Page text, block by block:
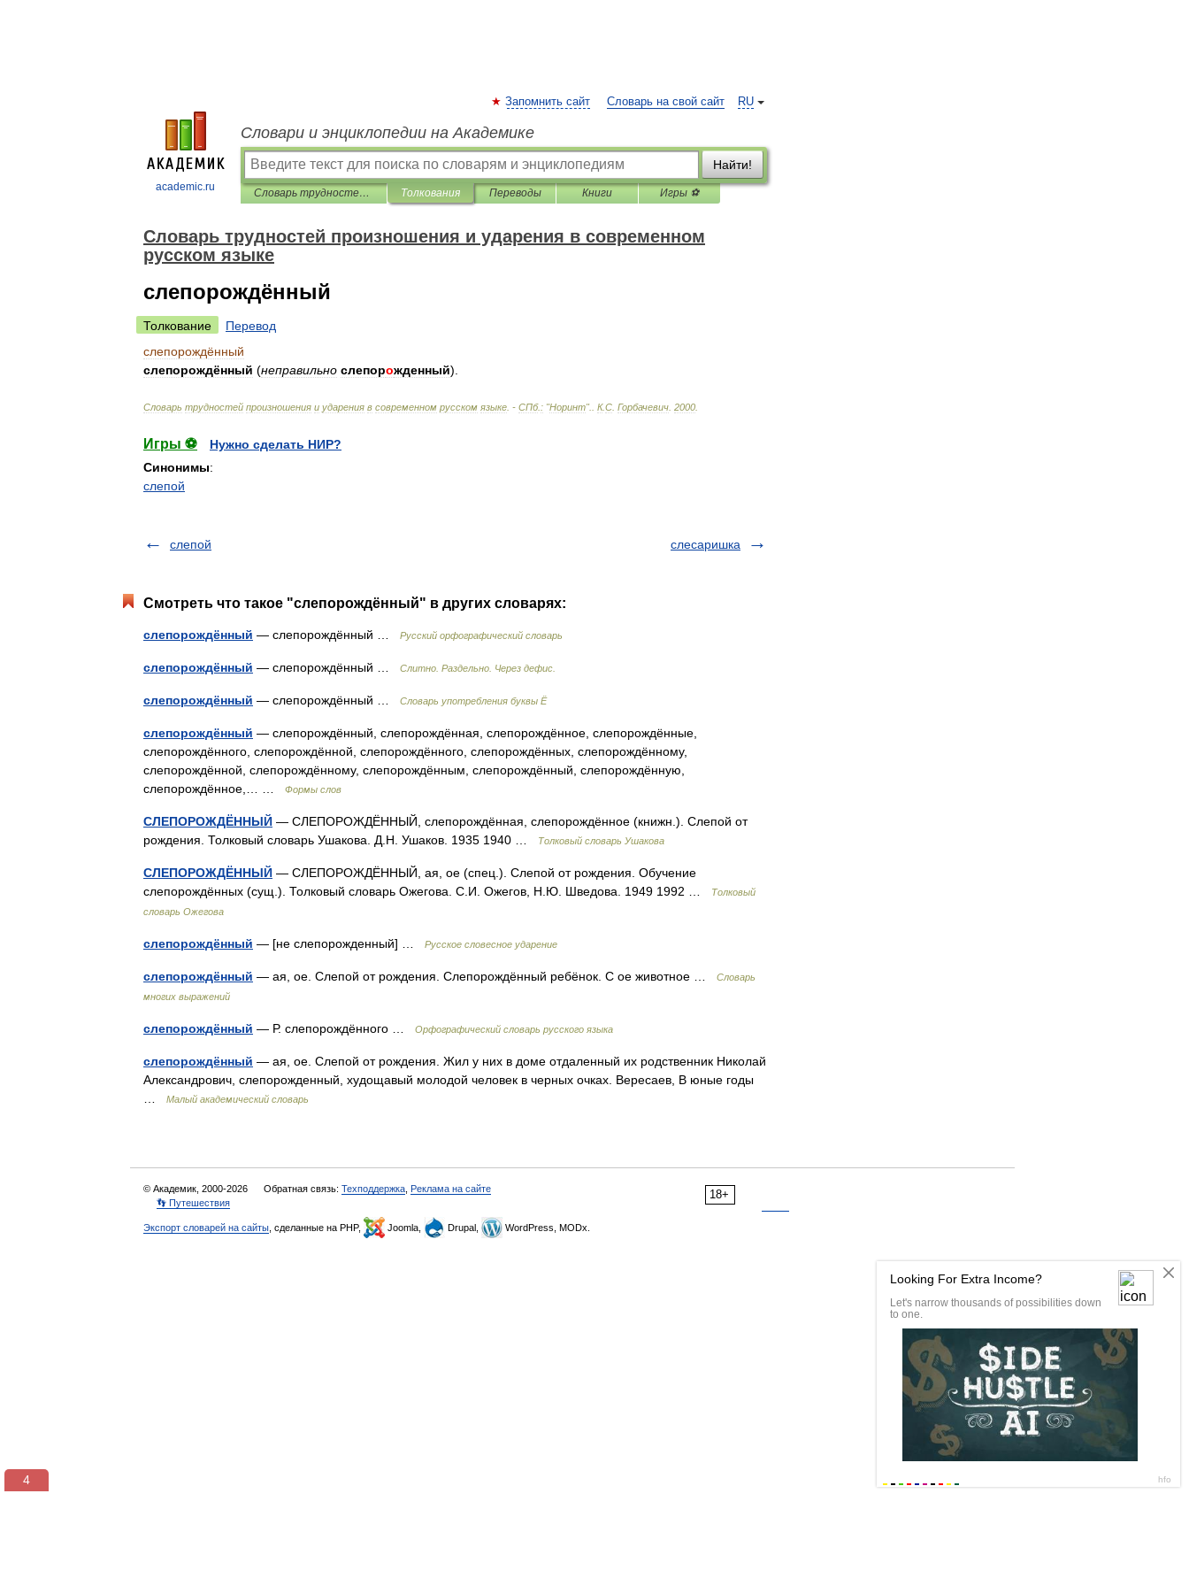
academic.ru
RU
Запомнить сайт Словарь на свой сайт
Словари и энциклопедии на Академике
Найти!
Словарь трудностей произношения и ударения в современном русском языке Толкования Переводы Книги Игры ⚽
Словарь трудностей произношения и ударения в современном
русском языке
слепорождённый
Толкование
Перевод
слепорождённый
слепорождённый (неправильно слепорожденный).
Словарь трудностей произношения и ударения в современном русском языке . - СПб. : "Норинт". К.С Горбачевич 2000
Игры ⚽
Нужно сделать НИР?
Синонимы:
слепой
слепой слесаришка
Смотреть что такое "слепорождённый" в других словарях:
слепорождённый — слепорождённый … Русский орфографический словарь
слепорождённый — слепорождённый … Слитно. Раздельно. Через дефис.
слепорождённый — слепорождённый … Словарь употребления буквы Ё
слепорождённый — слепорождённый, слепорождённая, слепорождённое, слепорождённые,
слепорождённого, слепорождённой, слепорождённого, слепорождённых, слепорождённому,
слепорождённой, слепорождённому, слепорождённым, слепорождённый, слепорождённую,
слепорождённое,… …
Формы слов
СЛЕПОРОЖДЁННЫЙ — СЛЕПОРОЖДЁННЫЙ, слепорождённая, слепорождённое (книжн.). Слепой от
рождения. Толковый словарь Ушакова. Д.Н. Ушаков. 1935 1940 …
Толковый словарь Ушакова
СЛЕПОРОЖДЁННЫЙ — СЛЕПОРОЖДЁННЫЙ, ая, ое (спец.). Слепой от рождения. Обучение
слепорождённых (сущ.). Толковый словарь Ожегова. С.И. Ожегов, Н.Ю. Шведова. 1949 1992 …
Толковый
словарь Ожегова
слепорождённый — [не слепорожденный] … Русское словесное ударение
слепорождённый — ая, ое. Слепой от рождения. Слепорождённый ребёнок. С ое животное …
Словарь
многих выражений
слепорождённый — Р. слепорождённого … Орфографический словарь русского языка
слепорождённый — ая, ое. Слепой от рождения. Жил у них в доме отдаленный их родственник Николай
Александрович, слепорожденный, худощавый молодой человек в черных очках. Вересаев, В юные годы
Малый академический словарь
18+
© Академик, 2000-2026 Обратная связь: Техподдержка Реклама на сайте
👣 Путешествия
Экспорт словарей на сайты , сделанные на PHP, Joomla, Drupal, WordPress, MODx.
3